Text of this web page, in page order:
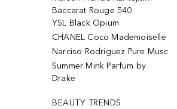
Baccarat Rouge 540
YSL Black Opium
CHANEL Coco Mademoiselle
Narciso Rodriguez Pure Musc
Summer Mink Parfum by
Drake
BEAUTY TRENDS